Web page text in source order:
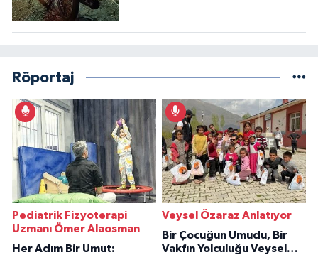
Röportaj
Pediatrik Fizyoterapi
Uzmanı Ömer Alaosman
Her Adım Bir Umut:
Veysel Özaraz Anlatıyor
Bir Çocuğun Umudu, Bir
Vakfın Yolculuğu Veysel